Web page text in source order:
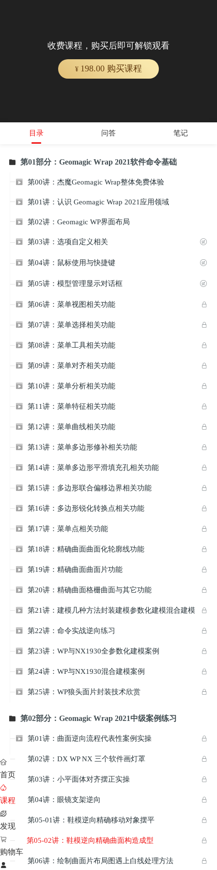
收费课程，购买后即可解锁观看
¥ 198.00 购买课程
目录 问答 笔记
 第01部分：Geomagic Wrap 2021软件命令基础
 第00讲：杰魔Geomagic Wrap整体免费体验
 第01讲：认识 Geomagic Wrap 2021应用领域
 第02讲：Geomagic WP界面布局

 第03讲：选项自定义相关

 第04讲：鼠标使用与快捷键

 第05讲：模型管理显示对话框

 第06讲：菜单视图相关功能

 第07讲：菜单选择相关功能

 第08讲：菜单工具相关功能

 第09讲：菜单对齐相关功能

 第10讲：菜单分析相关功能

 第11讲：菜单特征相关功能

 第12讲：菜单曲线相关功能

 第13讲：菜单多边形修补相关功能

 第14讲：菜单多边形平滑填充孔相关功能

 第15讲：多边形联合偏移边界相关功能

 第16讲：多边形锐化转换点相关功能

 第17讲：菜单点相关功能

 第18讲：精确曲面曲面化轮廓线功能

 第19讲：精确曲面曲面片功能

 第20讲：精确曲面格栅曲面与其它功能

 第21讲：建模几种方法封装建模参数化建模混合建模

 第22讲：命令实战逆向练习

 第23讲：WP与NX1930全参数化建模案例

 第24讲：WP与NX1930混合建模案例

 第25讲：WP狼头面片封装技术欣赏
 第02部分：Geomagic Wrap 2021中级案例练习

 第01讲：曲面逆向流程代表性案例实操

第02讲：DX WP NX 三个软件画灯罩

第03讲：小平面体对齐摆正实操

第04讲：眼镜支架逆向

第05-01讲：鞋模逆向精确移动对象摆平

第05-02讲：鞋模逆向精确曲面构造成型

第06讲：绘制曲面片布局图遇上白线处理方法

首页

课程

发现

购物车
